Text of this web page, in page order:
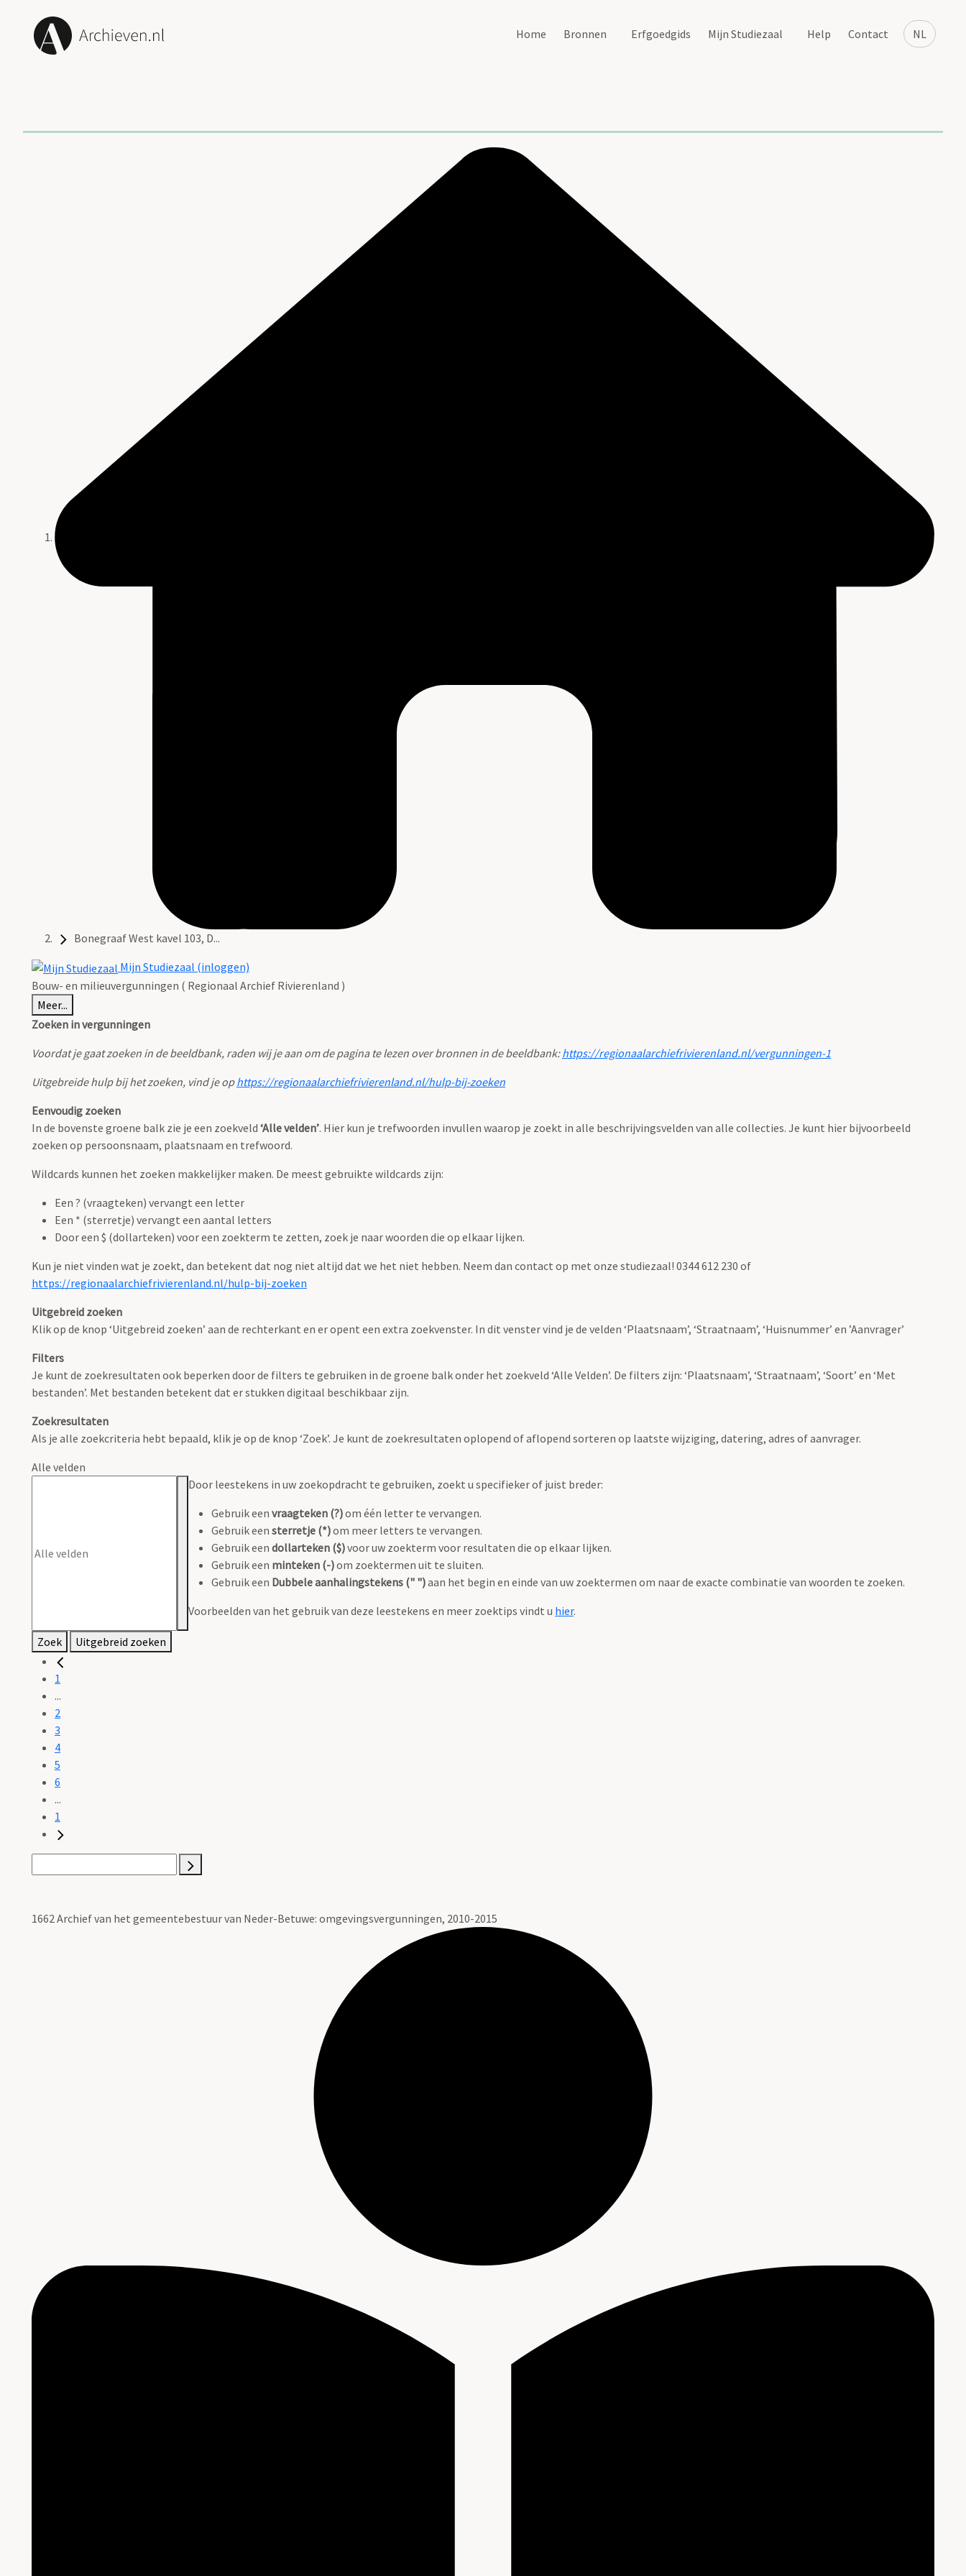
NL
Home Bronnen Erfgoedgids Mijn Studiezaal Help Contact
Bonegraaf West kavel 103, D...
Mijn Studiezaal (inloggen)
Bouw- en milieuvergunningen ( Regionaal Archief Rivierenland )
Meer...
Zoeken in vergunningen
Voordat je gaat zoeken in de beeldbank, raden wij je aan om de pagina te lezen over bronnen in de beeldbank:https://regionaalarchiefrivierenland.nl/vergunningen-1
Uitgebreide hulp bij het zoeken, vind je ophttps://regionaalarchiefrivierenland.nl/hulp-bij-zoeken
Eenvoudig zoeken
In de bovenste groene balk zie je een zoekveld ‘Alle velden’. Hier kun je trefwoorden invullen waarop je zoekt in alle beschrijvingsvelden van alle collecties. Je kunt hier bijvoorbeeld
zoeken op persoonsnaam, plaatsnaam en trefwoord.
Wildcards kunnen het zoeken makkelijker maken. De meest gebruikte wildcards zijn:
Een ? (vraagteken) vervangt een letter
Een * (sterretje) vervangt een aantal letters
Door een $ (dollarteken) voor een zoekterm te zetten, zoek je naar woorden die op elkaar lijken.
Kun je niet vinden wat je zoekt, dan betekent dat nog niet altijd dat we het niet hebben. Neem dan contact op met onze studiezaal! 0344 612 230 of
https://regionaalarchiefrivierenland.nl/hulp-bij-zoeken
Uitgebreid zoeken
Klik op de knop ‘Uitgebreid zoeken’ aan de rechterkant en er opent een extra zoekvenster. In dit venster vind je de velden ‘Plaatsnaam’, ‘Straatnaam’, ‘Huisnummer’ en ’Aanvrager’
Filters
Je kunt de zoekresultaten ook beperken door de filters te gebruiken in de groene balk onder het zoekveld ‘Alle Velden’. De filters zijn: ‘Plaatsnaam’, ‘Straatnaam’, ‘Soort’ en ‘Met
bestanden’. Met bestanden betekent dat er stukken digitaal beschikbaar zijn.
Zoekresultaten
Als je alle zoekcriteria hebt bepaald, klik je op de knop ‘Zoek’. Je kunt de zoekresultaten oplopend of aflopend sorteren op laatste wijziging, datering, adres of aanvrager.
Alle velden
Door leestekens in uw zoekopdracht te gebruiken, zoekt u specifieker of juist breder:
Gebruik een vraagteken (?)om één letter te vervangen.
Gebruik een sterretje (*)om meer letters te vervangen.
Gebruik een dollarteken ($)voor uw zoekterm voor resultaten die op elkaar lijken.
Gebruik een minteken (-)om zoektermen uit te sluiten.
Gebruik een Dubbele aanhalingstekens (" ")aan het begin en einde van uw zoektermen om naar de exacte combinatie van woorden te zoeken.
Voorbeelden van het gebruik van deze leestekens en meer zoektips vindt u hier.
Zoek Uitgebreid zoeken
1
...
2
3
4
5
6
...
1
1662 Archief van het gemeentebestuur van Neder-Betuwe: omgevingsvergunningen, 2010-2015